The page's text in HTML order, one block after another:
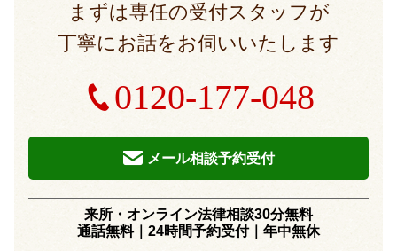
まずは専任の受付スタッフが
丁寧にお話をお伺いいたします
0120-177-048
メール相談予約受付
来所・オンライン法律相談30分無料
通話無料｜24時間予約受付｜年中無休